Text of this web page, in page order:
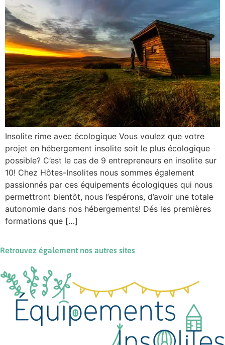
Insolite rime avec écologique Vous voulez que votre
projet en hébergement insolite soit le plus écologique
possible? C’est le cas de 9 entrepreneurs en insolite sur
10! Chez Hôtes-Insolites nous sommes également
passionnés par ces équipements écologiques qui nous
permettront bientôt, nous l’espérons, d’avoir une totale
autonomie dans nos hébergements! Dés les premières
formations que […]
Retrouvez également nos autres sites